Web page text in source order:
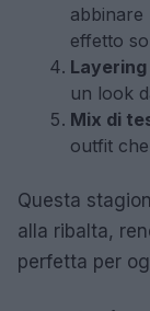
abbinare
effetto
un look
Mix di
outfit
Questa
alla ribalta,
perfetta per